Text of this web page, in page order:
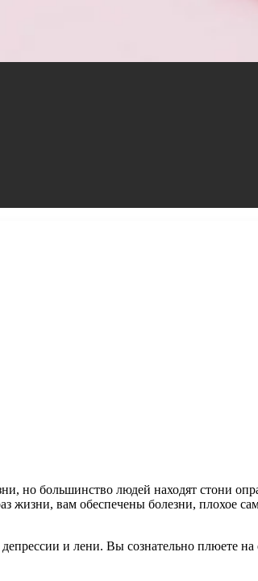
но большинство людей находят стони
жизни, вам обеспечены болезни, плохое
и лени. Вы сознательно плюете на